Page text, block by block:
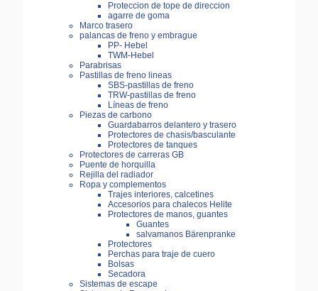
Proteccion de tope de direccion
agarre de goma
Marco trasero
palancas de freno y embrague
PP- Hebel
TWM-Hebel
Parabrisas
Pastillas de freno lineas
SBS-pastillas de freno
TRW-pastillas de freno
Líneas de freno
Piezas de carbono
Guardabarros delantero y trasero
Protectores de chasis/basculante
Protectores de tanques
Protectores de carreras GB
Puente de horquilla
Rejilla del radiador
Ropa y complementos
Trajes interiores, calcetines
Accesorios para chalecos Helite
Protectores de manos, guantes
Guantes
salvamanos Bärenpranke
Protectores
Perchas para traje de cuero
Bolsas
Secadora
Sistemas de escape